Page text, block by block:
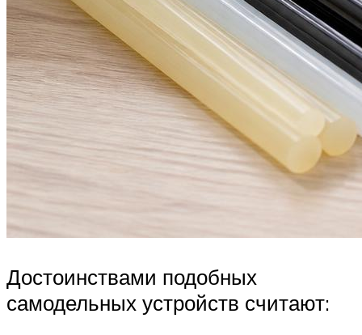
Достоинствами подобных
самодельных устройств считают: